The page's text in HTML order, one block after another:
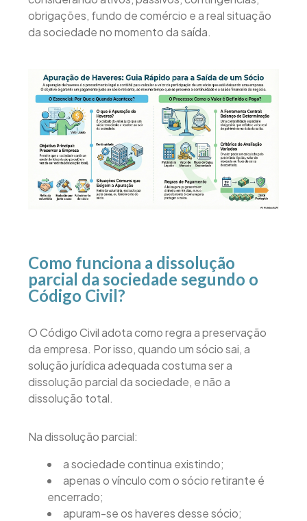
obrigações, fundo de comércio e a real situação
da sociedade no momento da saída.
Como funciona a dissolução
parcial da sociedade segundo o
Código Civil?
O Código Civil adota como regra a preservação
da empresa. Por isso, quando um sócio sai, a
solução jurídica adequada costuma ser a
dissolução parcial da sociedade, e não a
dissolução total.
Na dissolução parcial:
a sociedade continua existindo;
apenas o vínculo com o sócio retirante é
encerrado;
apuram-se os haveres desse sócio;